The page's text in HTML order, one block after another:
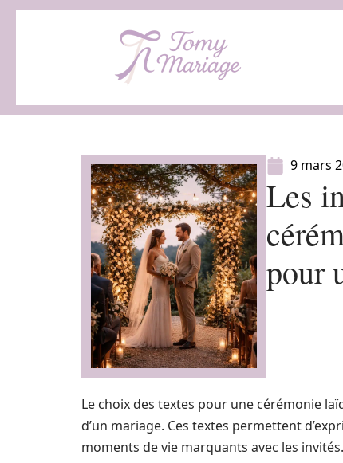
9 mars
Les
pour
Le choix des textes pour une cérémonie
d’un mariage. Ces textes permettent
moments de vie marquants avec les